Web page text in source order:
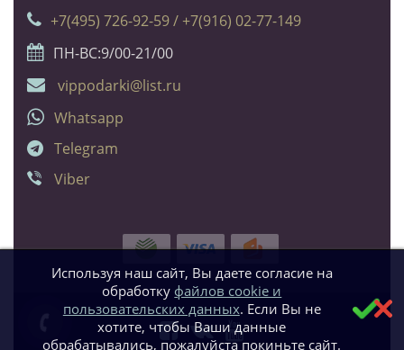
+7(495) 726-92-59 / +7(916) 02-77-149
ПН-ВС:9/00-21/00
vippodarki@list.ru
Whatsapp
Telegram
Viber
Используя наш сайт, Вы даете согласие на
обработкуфайлов cookie и
пользовательских данных. Если Вы не
хотите, чтобы Ваши данные
обрабатывались, пожалуйста покиньте сайт.